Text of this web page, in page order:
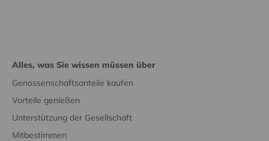
Alles, was Sie wissen müssen über
Genossenschaftsanteile kaufen
Vorteile genießen
Unterstützung der Gesellschaft
Mitbestimmen